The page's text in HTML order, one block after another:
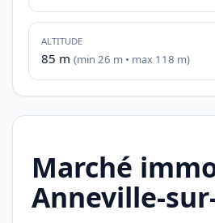
ALTITUDE
85 m (min 26 m • max 118 m)
Marché
Anneville-